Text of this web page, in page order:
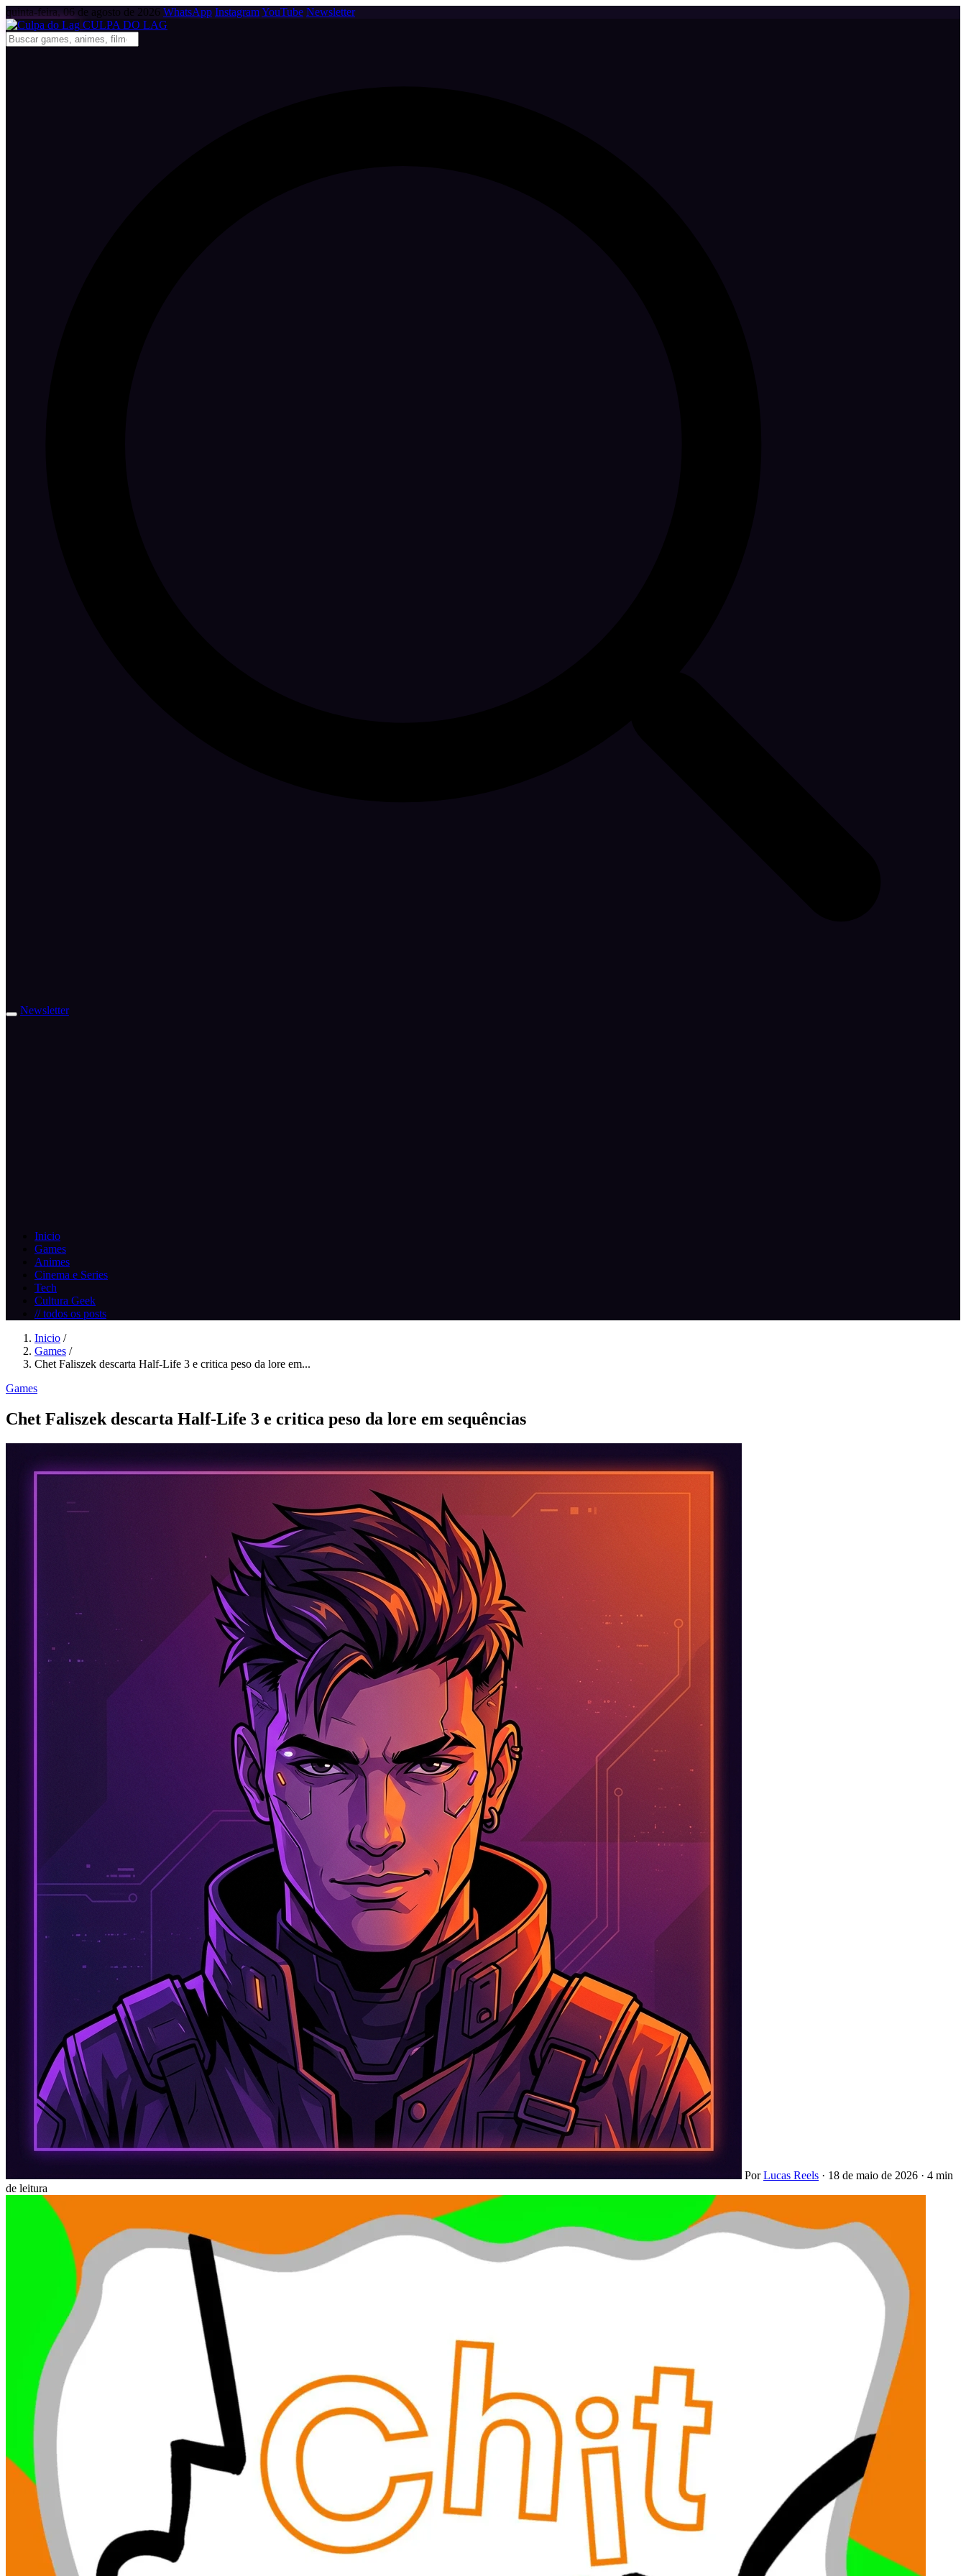
quinta-feira, 06 de agosto de 2026 WhatsApp InstagramYouTube Newsletter
CULPA DO LAG
Newsletter
Inicio
Games
Animes
Cinema e Series
Tech
Cultura Geek
// todos os posts
Inicio /
Games /
Chet Faliszek descarta Half-Life 3 e critica peso da lore em...
Games
Chet Faliszek descarta Half-Life 3 e critica peso da lore em sequências
PorLucas Reels · 18 de maio de 2026 · 4 min
de leitura